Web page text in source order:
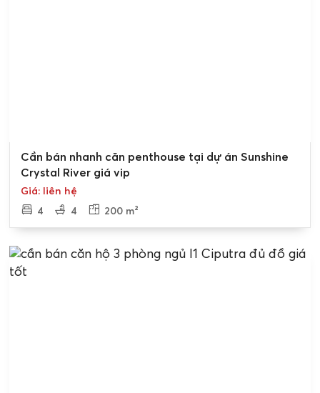
Bán gấp
Cần bán nhanh căn penthouse tại dự án Sunshine
Crystal River giá vip
Giá: liên hệ
4
4 200 m²